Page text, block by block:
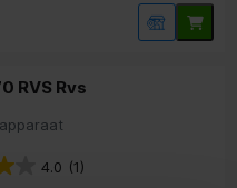
RVS Rvs
4.0 (1)